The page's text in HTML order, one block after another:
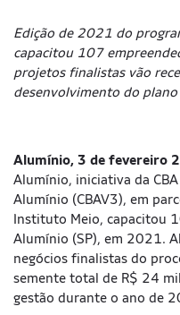
Edição de 2021 do
capacitou 107
projetos finalistas vão
desenvolvimento do plano
Alumínio, 3 de fevereiro
Alumínio, iniciativa da
Alumínio (CBAV3), em
Instituto Meio, capacitou
Alumínio (SP), em 2021.
negócios finalistas do
semente total de R$ 24
gestão durante o ano de